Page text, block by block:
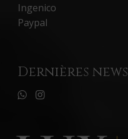
Ingenico
Paypal
Dernières news